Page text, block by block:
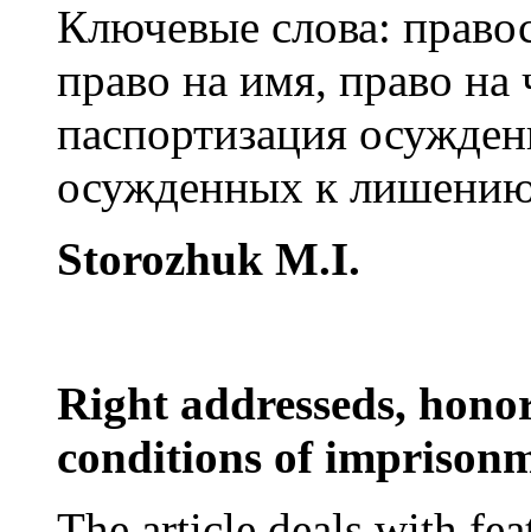
Ключевые слова:
право на имя, право на
паспортизация
осужденных к
Storozhuk M.I.
Right addresseds,
conditions of